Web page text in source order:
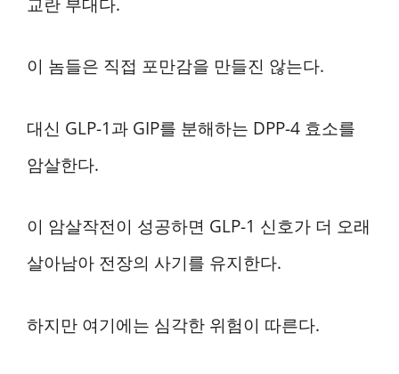
이 놈들은 직접 포만감을 만들진 않는다.
대신 GLP-1과 GIP를 분해하는 DPP-4 효소를
암살한다.
이 암살작전이 성공하면 GLP-1 신호가 더 오래
살아남아 전장의 사기를 유지한다.
하지만 여기에는 심각한 위험이 따른다.